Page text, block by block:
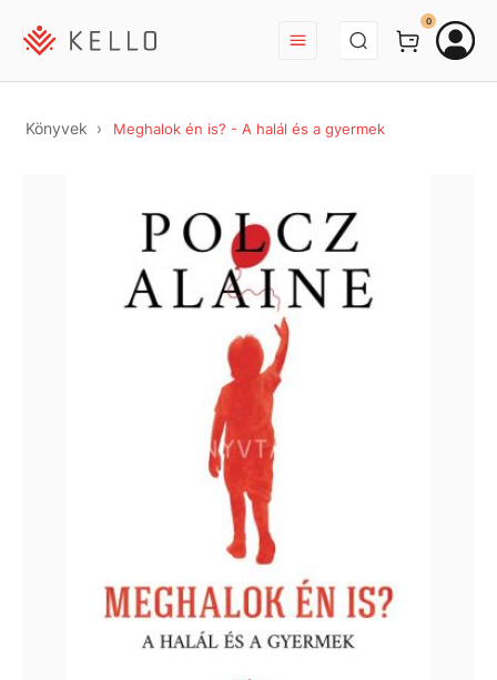
BEJELENTKEZÉS
0
Könyvek Meghalok én is? - A halál és a gyermek